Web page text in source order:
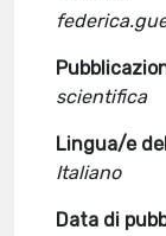
scientifica
Lingua/e
Italiano
Data di